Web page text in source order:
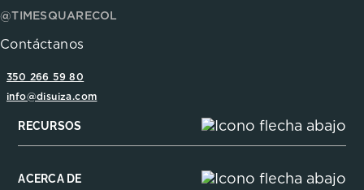
@TIMESQUARECOL
Contáctanos
350 266 59 80
info@disuiza.com
RECURSOS
ACERCA DE